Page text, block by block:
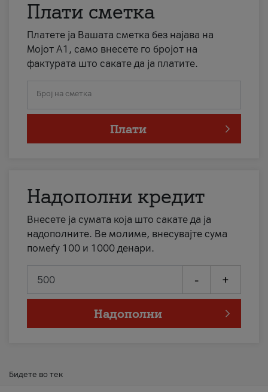
Плати сметка
Платете ја Вашата сметка без најава на
Мојот А1, само внесете го бројот на
фактурата што сакате да ја платите.
Број на сметка
Плати
Надополни кредит
Внесете ја сумата која што сакате да ја
надополните. Ве молиме, внесувајте сума
помеѓу 100 и 1000 денари.
- +
Надополни
Бидете во тек